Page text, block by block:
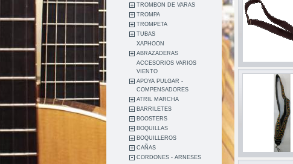
TROMBON DE VARAS
TROMPA
TROMPETA
TUBAS
XAPHOON
ABRAZADERAS
ACCESORIOS VARIOS
VIENTO
APOYA PULGAR -
COMPENSADORES
ATRIL MARCHA
BARRILETES
BOOSTERS
BOQUILLAS
BOQUILLEROS
CAÑAS
CORDONES - ARNESES